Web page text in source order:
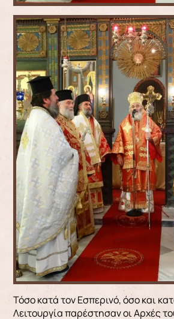
Τόσο κατά τον Εσπερινό, όσο και
Λειτουργία παρέστησαν οι Αρχές